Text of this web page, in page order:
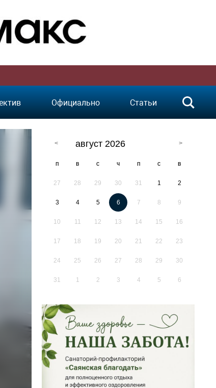
Официально Статьи
август 2026
п в с ч п с в
27 28 29 30 31 1 2
3 4 5 6 7 8 9
10 11 12 13 14 15 16
17 18 19 20 21 22 23
24 25 26 27 28 29 30
31 1 2 3 4 5 6